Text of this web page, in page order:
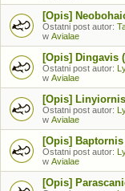
[Opis]
Ostatni post autor:
w Avialae
[Opis] Dingavis
Ostatni post autor:
w Avialae
[Opis] Linyiornis
Ostatni post autor:
w Avialae
[Opis]
Ostatni post autor:
w Avialae
[Opis]